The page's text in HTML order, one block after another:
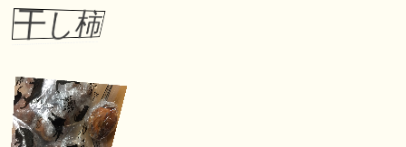
干し柿